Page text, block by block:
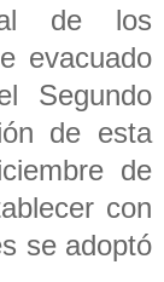
de los
evacuado
Segundo
de esta
de
con
se adoptó